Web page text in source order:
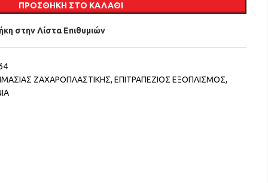
ΠΡΟΣΘΉΚΗ ΣΤΟ ΚΑΛΆΘΙ
στην Λίστα Επιθυμιών
ΖΑΧΑΡΟΠΛΑΣΤΙΚΗΣ, ΕΠΙΤΡΑΠΕΖΙΟΣ ΕΞΟΠΛΙΣΜΟΣ,